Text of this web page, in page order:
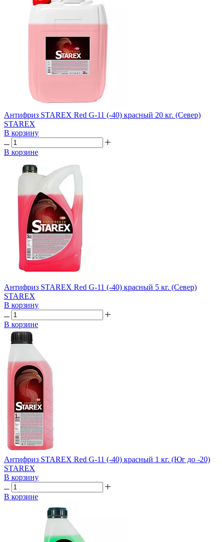
Антифриз STAREX Red G-11 (-40) красный 20 кг. (Север)
STAREX
В корзину
В корзине
Антифриз STAREX Red G-11 (-40) красный 5 кг. (Север)
STAREX
В корзину
В корзине
Антифриз STAREX Red G-11 (-40) красный 1 кг. (Юг до -20)
STAREX
В корзину
В корзине